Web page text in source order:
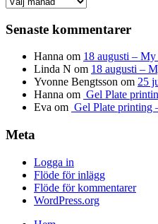
Senaste kommentarer
Hanna om 18 augusti –
Linda N om 18 augusti –
Yvonne Bengtsson om 25
Hanna om Gel Plate
Eva om Gel Plate printing
Meta
Logga in
Flöde för inlägg
Flöde för kommentarer
WordPress.org